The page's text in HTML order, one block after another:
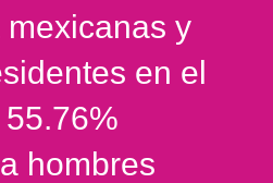
y
en el
hombres